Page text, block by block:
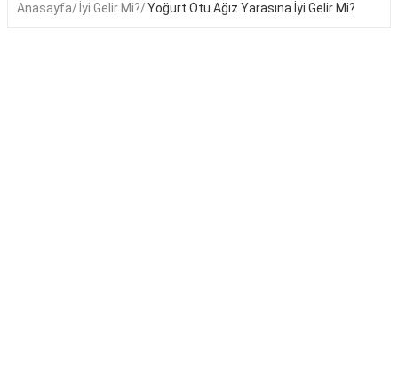
Anasayfa İyi Gelir Mi? Yoğurt Otu Ağız Yarasına İyi Gelir Mi?